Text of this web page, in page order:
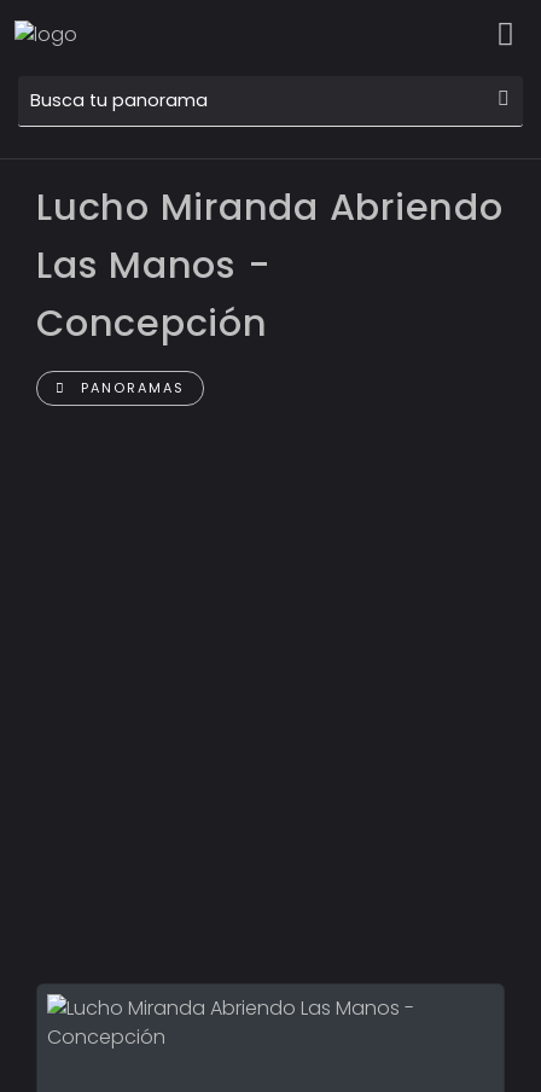
Lucho Miranda Abriendo
Las Manos -
Concepción
PANORAMAS